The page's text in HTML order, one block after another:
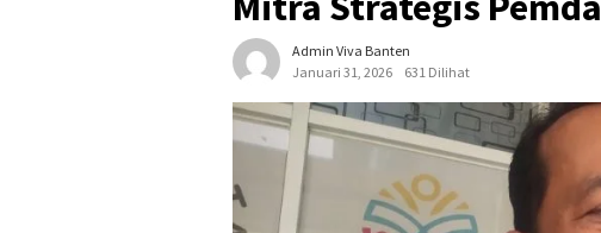
Admin Viva Banten
Januari 31, 2026
631 Dilihat